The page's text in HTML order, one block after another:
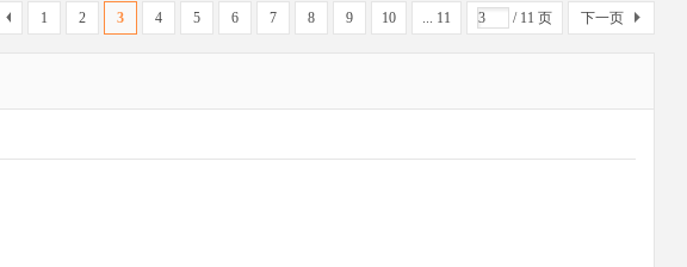
1 2 3 4 5 6 7 8 9 10 ... 11 / 11 页 下一页